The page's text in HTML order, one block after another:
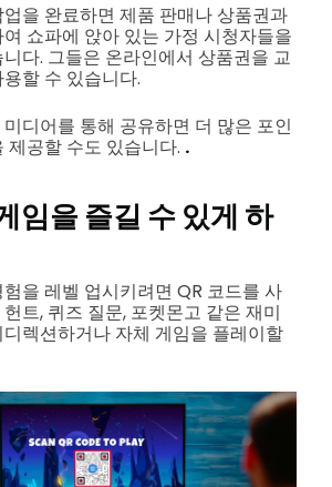
을 완료하면 제품 판매나 상품권과
쇼파에 앉아 있는 가정 시청자들을
다. 그들은 온라인에서 상품권을 교
할 수 있습니다.
디어를 통해 공유하면 더 많은 포인
제공할 수도 있습니다. .
임을 즐길 수 있게 하
을 레벨 업시키려면 QR 코드를 사
트, 퀴즈 질문, 포켓몬고 같은 재미
렉션하거나 자체 게임을 플레이할